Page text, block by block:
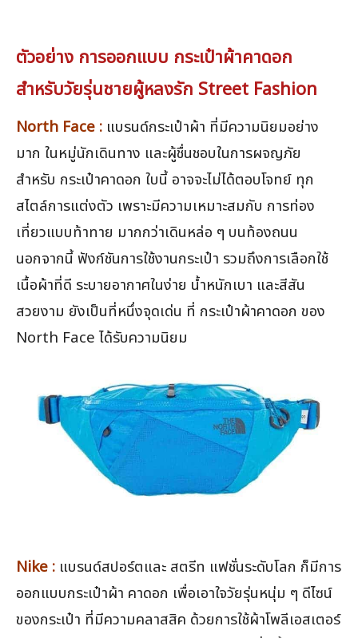
ตัวอย่าง การออกแบบ กระเป๋าผ้าคาดอก
สำหรับวัยรุ่นชายผู้หลงรัก Street Fashion
North Face : แบรนด์กระเป๋าผ้า ที่มีความนิยมอย่าง
มาก ในหมู่นักเดินทาง และผู้ชื่นชอบในการผจญภัย
สำหรับ กระเป๋าคาดอก ใบนี้ อาจจะไม่ได้ตอบโจทย์ ทุก
สไตล์การแต่งตัว เพราะมีความเหมาะสมกับ การท่อง
เที่ยวแบบท้าทาย มากกว่าเดินหล่อ ๆ บนท้องถนน
นอกจากนี้ ฟังก์ชันการใช้งานกระเป๋า รวมถึงการเลือกใช้
เนื้อผ้าที่ดี ระบายอากาศในง่าย น้ำหนักเบา และสีสัน
สวยงาม ยังเป็นที่หนึ่งจุดเด่น ที่ กระเป๋าผ้าคาดอก ของ
North Face ได้รับความนิยม
Nike : แบรนด์สปอร์ตและ สตรีท แฟชั่นระดับโลก ก็มีการ
ออกแบบกระเป๋าผ้า คาดอก เพื่อเอาใจวัยรุ่นหนุ่ม ๆ ดีไซน์
ของกระเป๋า ที่มีความคลาสสิค ด้วยการใช้ผ้าโพลีเอสเตอร์